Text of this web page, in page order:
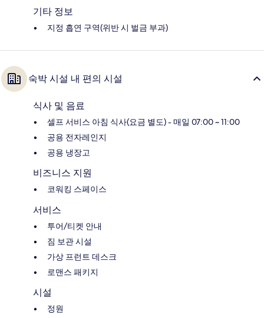
기타 정보
지정 흡연 구역(위반 시 벌금 부과)
숙박 시설 내 편의 시설
식사 및 음료
셀프 서비스 아침 식사(요금 별도) - 매일 07:00 ~ 11:00
공용 전자레인지
공용 냉장고
비즈니스 지원
코워킹 스페이스
서비스
투어/티켓 안내
짐 보관 시설
가상 프런트 데스크
로맨스 패키지
시설
정원